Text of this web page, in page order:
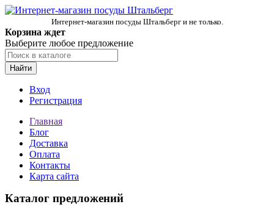
Интернет-магазин посуды Штальберг и не только.
Корзина ждет
Выберите любое предложение
Найти
Вход
Регистрация
Главная
Блог
Доставка
Оплата
Контакты
Карта сайта
Каталог предложений